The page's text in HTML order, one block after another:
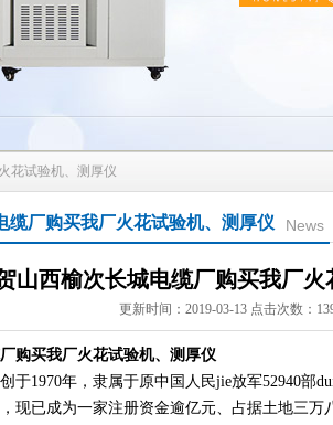
花试验机、测厚仪
缆厂购买我厂火花试验机、测厚仪 News
山西榆次长城电缆厂购买我厂火
更新时间：2019-03-13 点击次数：
购买我厂火花试验机、测厚仪
于1970年，隶属于原中国人民jie放军52940部
现已成为一家注册资金逾亿元、占据土地三万